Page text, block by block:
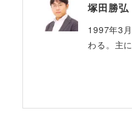
塚田勝弘
1997年3
わる。主